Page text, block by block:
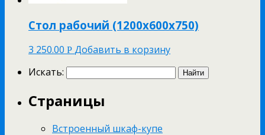
Стол рабочий (1200х600х750)
3 250.00 Р Добавить в корзину
Искать:
Страницы
Встроенный шкаф-купе